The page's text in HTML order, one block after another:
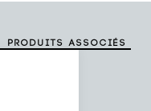
Produits associés